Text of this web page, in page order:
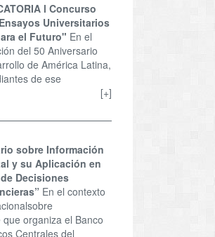
l Concurso
Universitarios
el Futuro" En el
del 50 Aniversario
de América Latina,
de ese
[+]
sobre Información
y su Aplicación en
Decisiones
En el contexto
organiza el Banco
Centrales del